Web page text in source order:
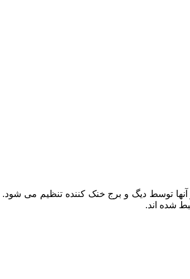
توسط دیگ و برج خنک کننده تنظیم می شود.
شده اند.